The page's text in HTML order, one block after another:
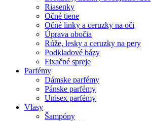
Riasenky
Očné tiene
Očné linky a ceruzky na oči
Úprava obočia
Rúže, lesky a ceruzky na pery
Podkladové bázy
Fixačné spreje
Parfémy
Dámske parfémy
Pánske parfémy
Unisex parfémy
Vlasy
Šampóny